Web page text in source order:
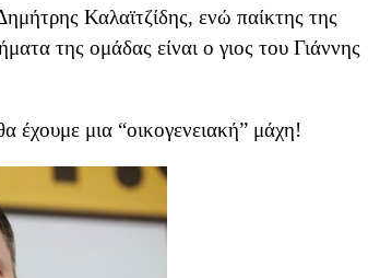
Καλαϊτζίδης, ενώ παίκτης της
της ομάδας είναι ο γιος του Γιάννης
έχουμε μια “οικογενειακή” μάχη!